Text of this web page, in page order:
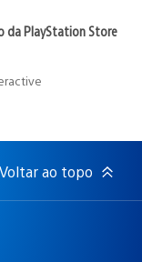
da PlayStation Store
Voltar ao topo